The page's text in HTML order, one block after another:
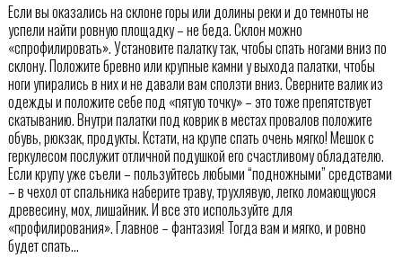
Если вы оказались на склоне горы или долины реки и до темноты не
успели найти ровную площадку – не беда. Склон можно
«спрофилировать». Установите палатку так, чтобы спать ногами вниз по
склону. Положите бревно или крупные камни у выхода палатки, чтобы
ноги упирались в них и не давали вам сползти вниз. Сверните валик из
одежды и положите себе под «пятую точку» – это тоже препятствует
скатыванию. Внутри палатки под коврик в местах провалов положите
обувь, рюкзак, продукты. Кстати, на крупе спать очень мягко! Мешок с
геркулесом послужит отличной подушкой его счастливому обладателю.
Если крупу уже съели – пользуйтесь любыми “подножными” средствами
– в чехол от спальника наберите траву, трухлявую, легко ломающуюся
древесину, мох, лишайник. И все это используйте для
«профилирования». Главное – фантазия! Тогда вам и мягко, и ровно
будет спать…